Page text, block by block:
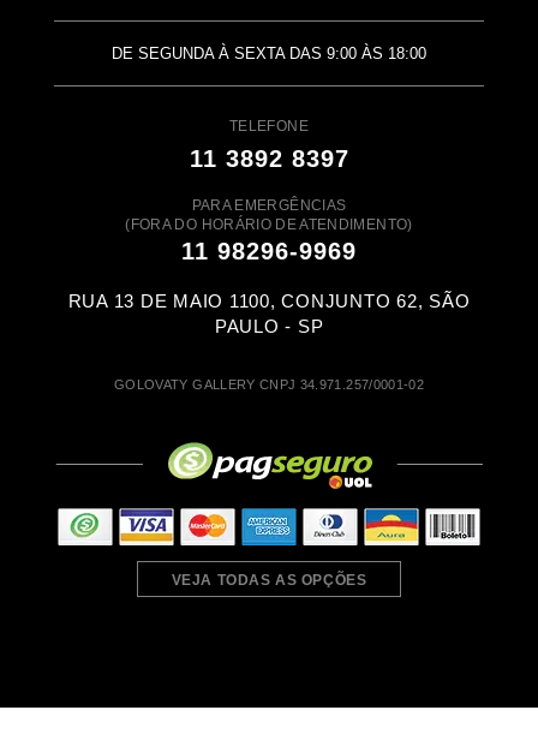
DE SEGUNDA À SEXTA DAS 9:00 ÀS 18:00
TELEFONE
11 3892 8397
PARA EMERGÊNCIAS
(FORA DO HORÁRIO DE ATENDIMENTO)
11 98296-9969
RUA 13 DE MAIO 1100, CONJUNTO 62, SÃO
PAULO - SP
GOLOVATY GALLERY CNPJ 34.971.257/0001-02
VEJA TODAS AS OPÇÕES